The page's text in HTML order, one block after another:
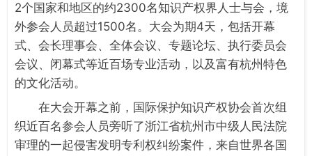
2个国家和地区的约2300名知识产权界人士与会，境
外参会人员超过1500名。大会为期4天，包括开幕
式、会长理事会、全体会议、专题论坛、执行委员会
会议、闭幕式等近百场专业活动，以及富有杭州特色
的文化活动。
在大会开幕之前，国际保护知识产权协会首次组
织近百名参会人员旁听了浙江省杭州市中级人民法院
审理的一起侵害发明专利权纠纷案件，来自世界各国